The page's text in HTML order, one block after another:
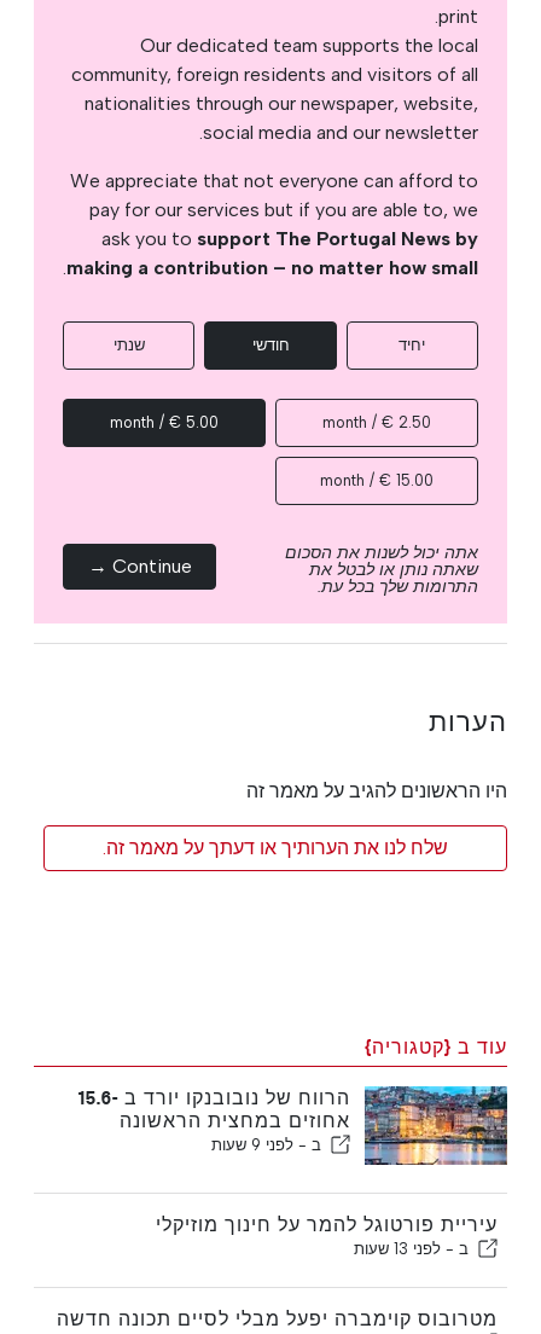
print.
Our dedicated team supports the local
community, foreign residents and visitors of all
nationalities through our newspaper, website,
social media and our newsletter.
We appreciate that not everyone can afford to
pay for our services but if you are able to, we
ask you to support The Portugal News by
making a contribution – no matter how small
.
יחיד חודשי שנתי
2.50 € / month
5.00 € / month
15.00 € / month
אתה יכול לשנות את הסכום
שאתה נותן או לבטל את
התרומות שלך בכל עת.
Continue →
הערות
היו הראשונים להגיב על מאמר זה
שלח לנו את הערותיך או דעתך על מאמר זה.
עוד ב {קטגוריה}
הרווח של נובובנקו יורד ב -15.6
אחוזים במחצית הראשונה
ב - לפני 9 שעות
עיריית פורטוגל להמר על חינוך מוזיקלי
ב - לפני 13 שעות
מטרובוס קוימברה יפעל מבלי לסיים תכונה חדשה